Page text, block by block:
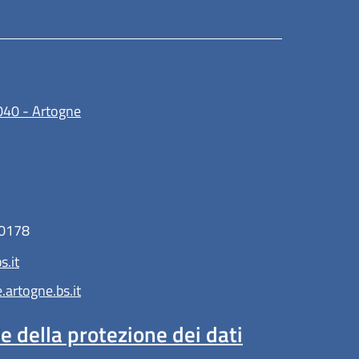
- Artogne(apre in un'altra scheda).
della protezione dei dati